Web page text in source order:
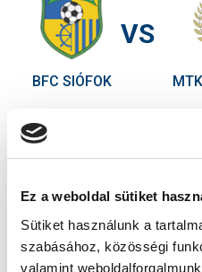
Ez a weboldal sütiket
Sütiket használunk a
szabásához, közösségi
valamint
BFC SIÓFOK
VS
MTK BUDAPEST
Ne maradjon le egy